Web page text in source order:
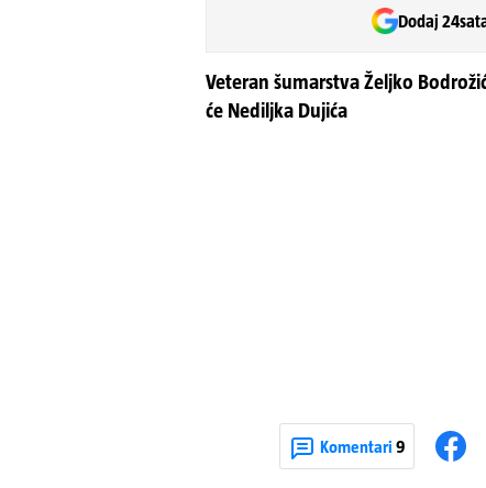
Dodaj
Veteran šumarstva Željko
će Nediljka Dujića
Komentari 9